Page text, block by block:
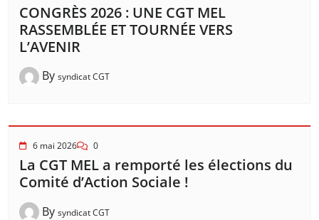
CONGRÈS 2026 : UNE CGT MEL
RASSEMBLÉE ET TOURNÉE VERS
L’AVENIR
By syndicat CGT
6 mai 2026 0
La CGT MEL a remporté les élections du
Comité d’Action Sociale !
By syndicat CGT